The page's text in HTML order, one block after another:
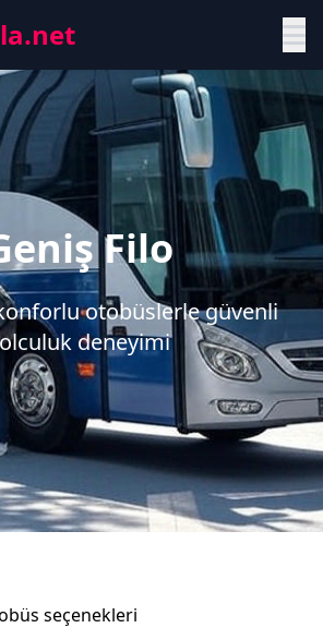
Filo
otobüslerle güvenli
deneyimi
seçenekleri